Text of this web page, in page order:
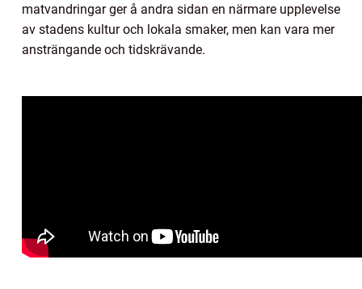
matvandringar ger å andra sidan en närmare upplevelse
av stadens kultur och lokala smaker, men kan vara mer
ansträngande och tidskrävande.